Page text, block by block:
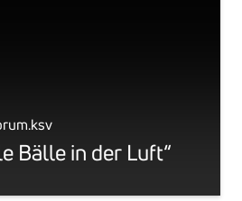
Bälle in der Luft“